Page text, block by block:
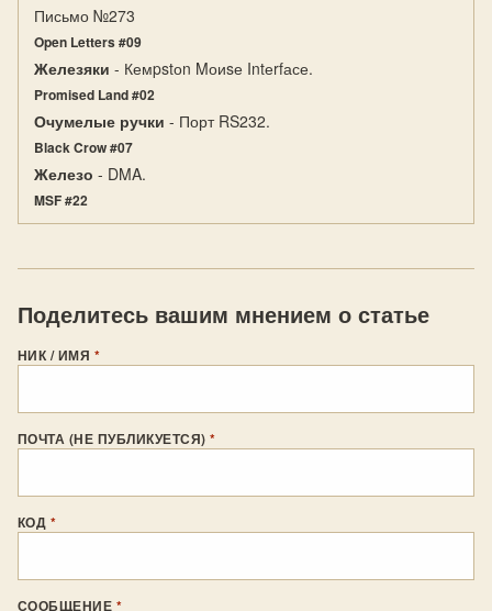
Письмо №273
Open Letters #09
Железяки - Кемpstоn Mоиsе Intеrfасе.
Promised Land #02
Очумелые ручки - Порт RS232.
Black Crow #07
Железо - DMA.
MSF #22
Поделитесь вашим мнением о статье
НИК / ИМЯ *
ПОЧТА (НЕ ПУБЛИКУЕТСЯ)*
КОД *
СООБЩЕНИЕ *